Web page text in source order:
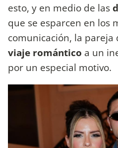
esto, y en medio de las
que se esparcen en los
comunicación, la pareja
viaje romántico a un
por un especial motivo.